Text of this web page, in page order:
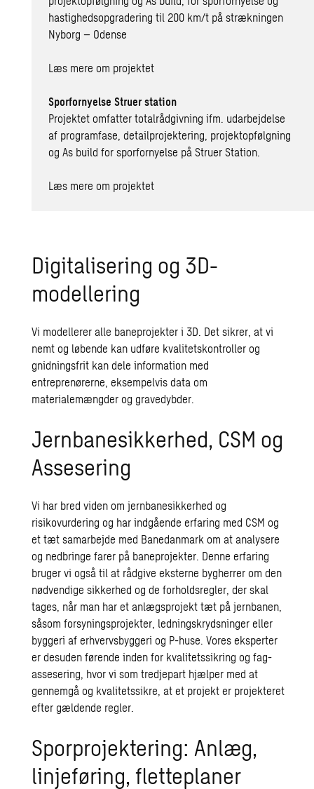
hastighedsopgradering til 200 km/t på strækningen
Nyborg – Odense
Læs mere om projektet
Sporfornyelse Struer station
Projektet omfatter totalrådgivning ifm. udarbejdelse
af programfase, detailprojektering, projektopfølgning
og As build for sporfornyelse på Struer Station.
Læs mere om projektet
Digitalisering og 3D-
modellering
Vi modellerer alle baneprojekter i 3D. Det sikrer, at vi
nemt og løbende kan udføre kvalitetskontroller og
gnidningsfrit kan dele information med
entreprenørerne, eksempelvis data om
materialemængder og gravedybder.
Jernbanesikkerhed, CSM og
Assesering
Vi har bred viden om jernbanesikkerhed og
risikovurdering og har indgående erfaring med CSM og
et tæt samarbejde med Banedanmark om at analysere
og nedbringe farer på baneprojekter. Denne erfaring
bruger vi også til at rådgive eksterne bygherrer om den
nødvendige sikkerhed og de forholdsregler, der skal
tages, når man har et anlægsprojekt tæt på jernbanen,
såsom forsyningsprojekter, ledningskrydsninger eller
byggeri af erhvervsbyggeri og P-huse. Vores eksperter
er desuden førende inden for kvalitetssikring og fag-
assesering, hvor vi som tredjepart hjælper med at
gennemgå og kvalitetssikre, at et projekt er projekteret
efter gældende regler.
Sporprojektering: Anlæg,
linjeføring, fletteplaner